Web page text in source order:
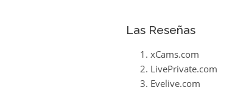
Las Reseñas
xCams.com
LivePrivate.com
Evelive.com